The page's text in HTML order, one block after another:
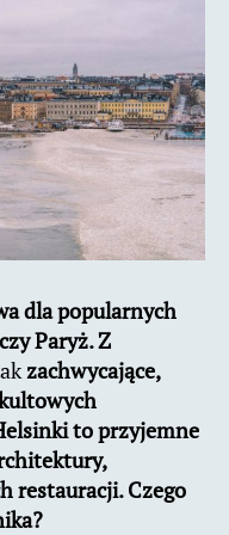
dla popularnych
Paryż. Z
akzachwycające,
to przyjemne
restauracji. Czego